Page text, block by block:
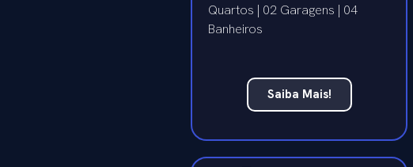
Quartos | 02 Garagens | 04
Banheiros
Saiba Mais!